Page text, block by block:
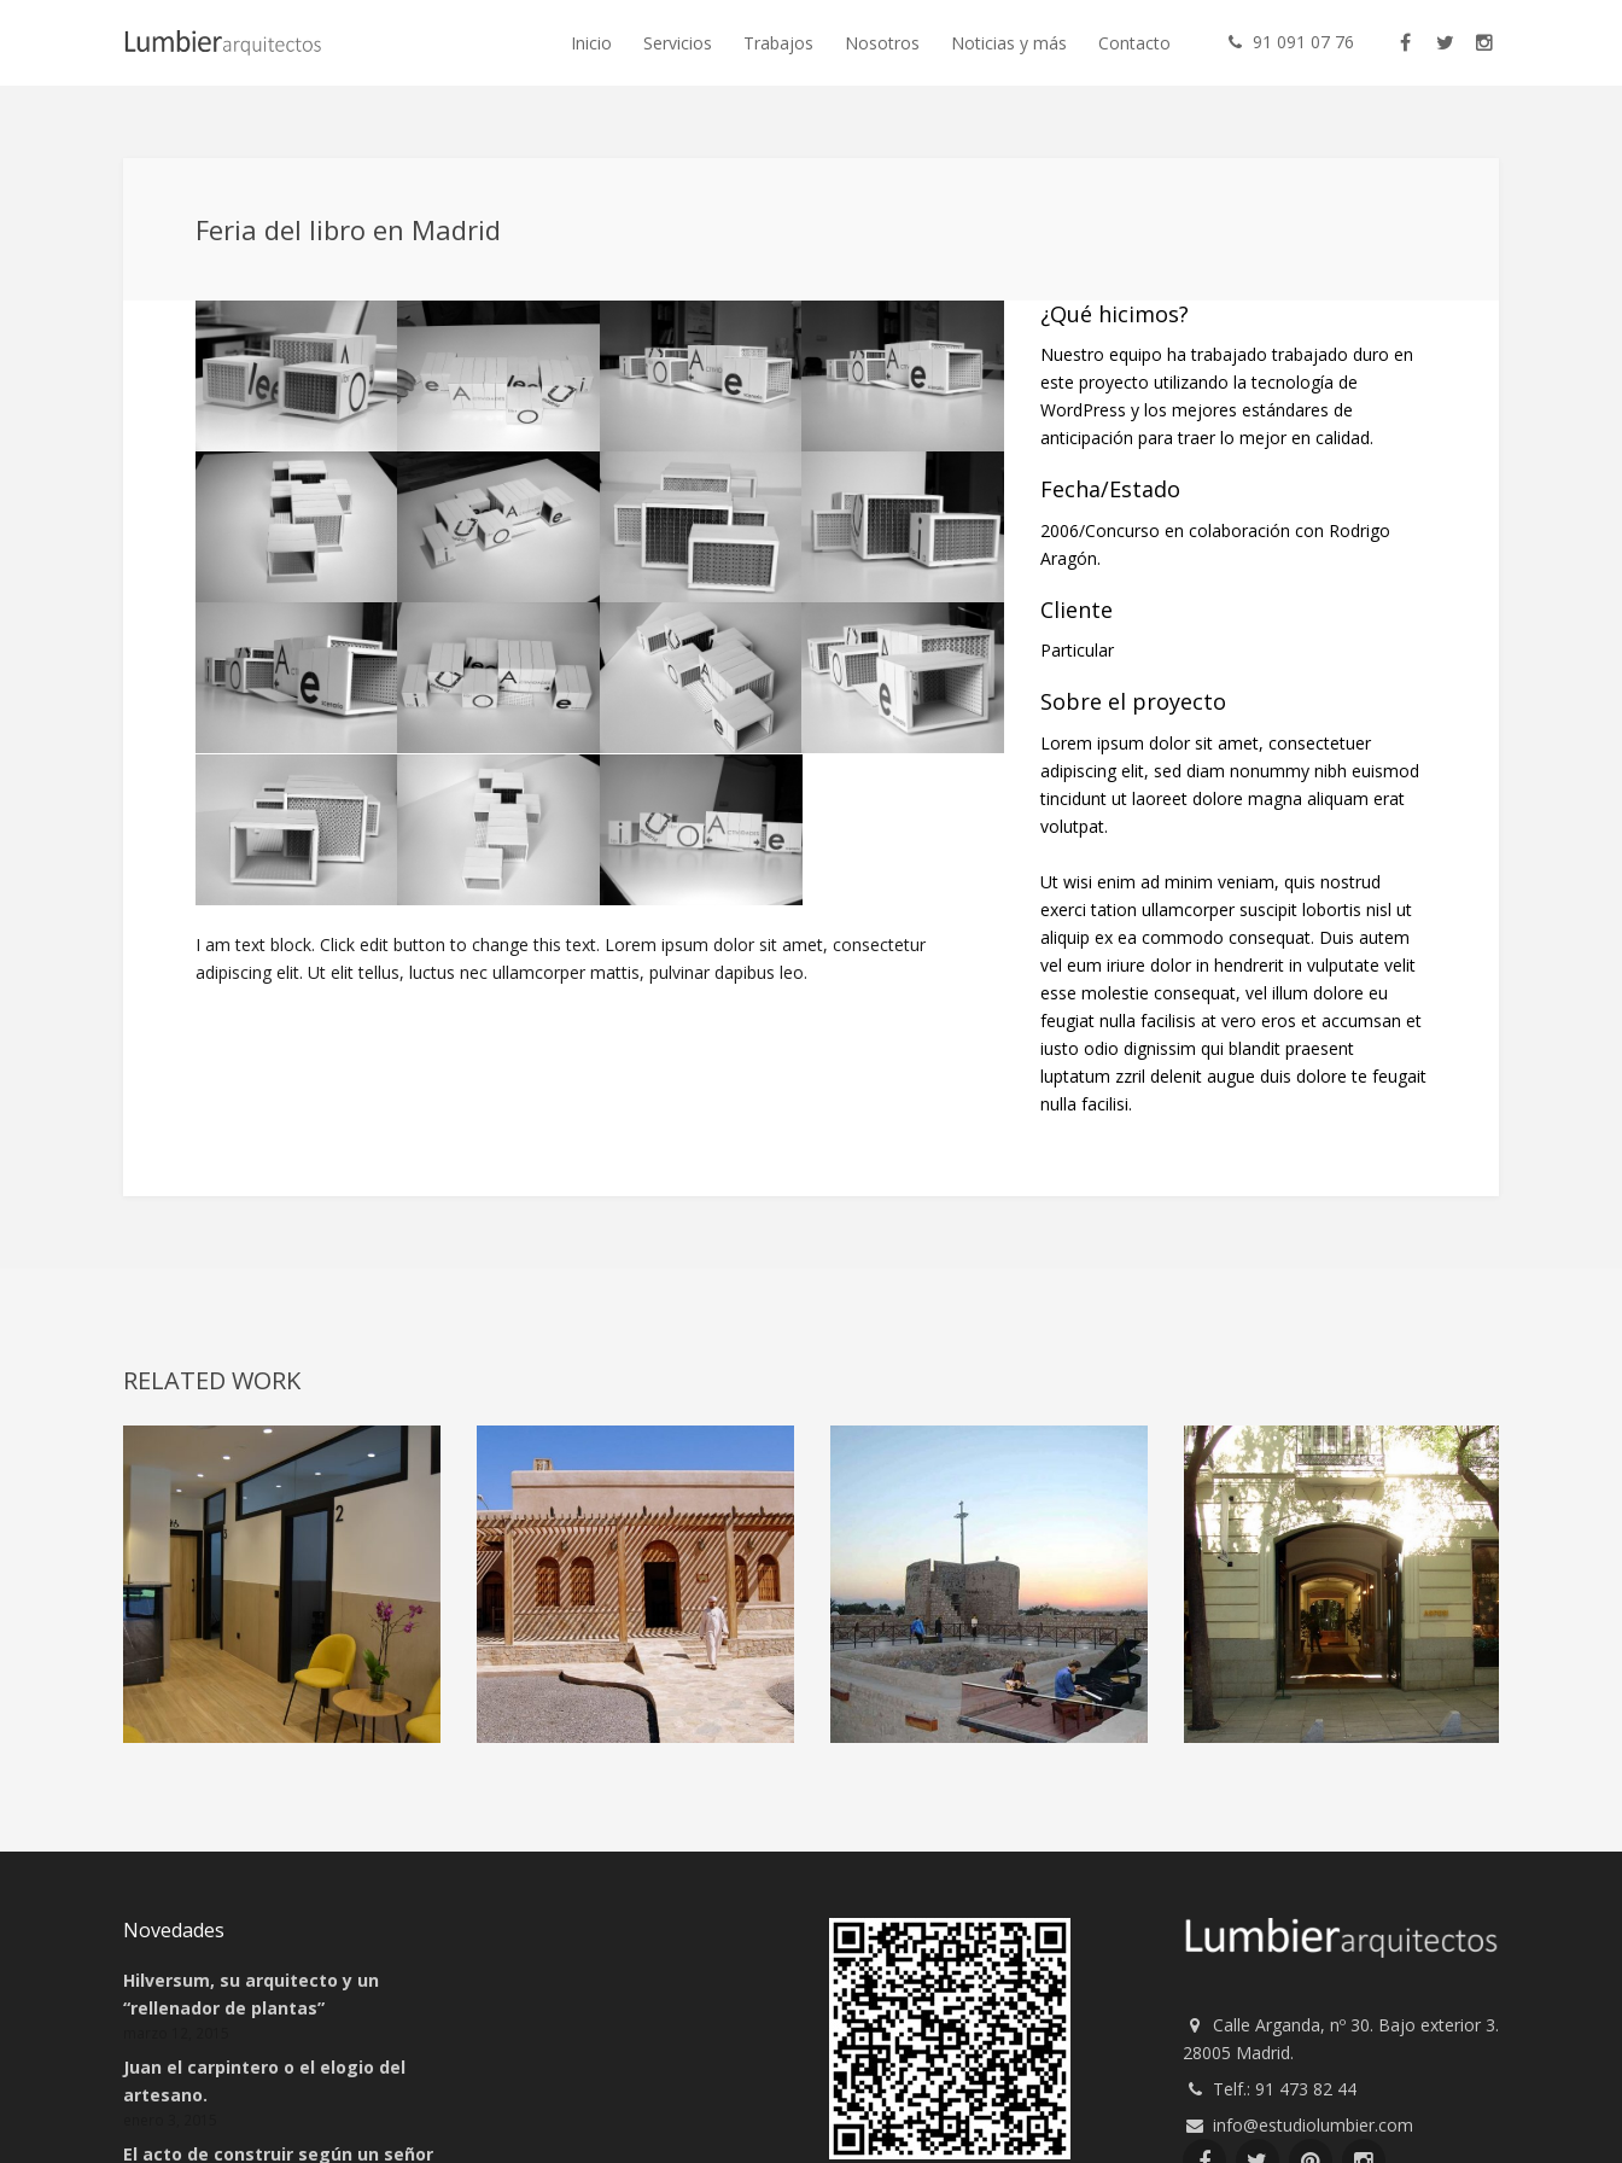
91 091 07 76
Inicio Servicios Trabajos Nosotros Noticias y más Contacto
Feria del libro en Madrid
I am text block. Click edit button to change this text. Lorem ipsum dolor sit amet, consectetur
adipiscing elit. Ut elit tellus, luctus nec ullamcorper mattis, pulvinar dapibus leo.
¿Qué hicimos?
Nuestro equipo ha trabajado trabajado duro en
este proyecto utilizando la tecnología de
WordPress y los mejores estándares de
anticipación para traer lo mejor en calidad.
Fecha/Estado
2006/Concurso en colaboración con Rodrigo
Aragón.
Cliente
Particular
Sobre el proyecto
Lorem ipsum dolor sit amet, consectetuer
adipiscing elit, sed diam nonummy nibh euismod
tincidunt ut laoreet dolore magna aliquam erat
volutpat.
Ut wisi enim ad minim veniam, quis nostrud
exerci tation ullamcorper suscipit lobortis nisl ut
aliquip ex ea commodo consequat. Duis autem
vel eum iriure dolor in hendrerit in vulputate velit
esse molestie consequat, vel illum dolore eu
feugiat nulla facilisis at vero eros et accumsan et
iusto odio dignissim qui blandit praesent
luptatum zzril delenit augue duis dolore te feugait
nulla facilisi.
RELATED WORK
FISIOTERAPIA EN
INTERIORES
EN OMÁN
COMERCIAL Y SERVICIOS
SALAMANCA
Novedades
Hilversum, su arquitecto y un
“rellenador de plantas”
Juan el carpintero o el elogio del
artesano.
El acto de construir según un señor
Calle Arganda, nº 30. Bajo exterior 3.
28005 Madrid.
Telf.: 91 473 82 44
info@estudiolumbier.com